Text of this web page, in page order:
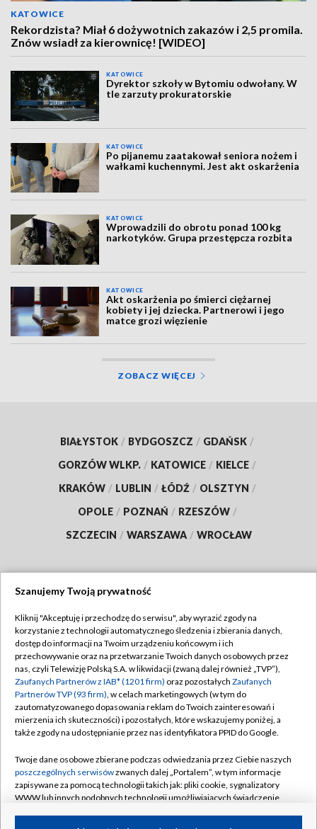
KATOWICE
Rekordzista? Miał 6 dożywotnich zakazów i 2,5 promila.
Znów wsiadł za kierownicę! [WIDEO]
KATOWICE
Dyrektor szkoły w Bytomiu odwołany. W
tle zarzuty prokuratorskie
KATOWICE
Po pijanemu zaatakował seniora nożem i
wałkami kuchennymi. Jest akt oskarżenia
KATOWICE
Wprowadzili do obrotu ponad 100 kg
narkotyków. Grupa przestępcza rozbita
KATOWICE
Akt oskarżenia po śmierci ciężarnej
kobiety i jej dziecka. Partnerowi i jego
matce grozi więzienie
ZOBACZ WIĘCEJ
BIAŁYSTOK / BYDGOSZCZ / GDAŃSK /
GORZÓW WLKP. / KATOWICE / KIELCE /
KRAKÓW / LUBLIN / ŁÓDŹ / OLSZTYN /
OPOLE / POZNAŃ / RZESZÓW /
SZCZECIN / WARSZAWA / WROCŁAW
TVP
Abonament TVP
Emisja w TVP
Centrum informacji TVP
Naziemna Telewizja Cyfrowa
Rada Programowa
System NOS
Informacje o nadawcy
Regulamin TVP
Polityka prywatności
Moje zgody
Pomoc
Kontakt
Kanały
Szanujemy Twoją prywatność
Kliknij "Akceptuję i przechodzę do serwisu", aby wyrazić zgody na
korzystanie z technologii automatycznego śledzenia i zbierania danych,
dostęp do informacji na Twoim urządzeniu końcowym i ich
przechowywanie oraz na przetwarzanie Twoich danych osobowych przez
nas, czyli Telewizję Polską S.A. w likwidacji (zwaną dalej również „TVP”),
Zaufanych Partnerów z IAB* (1201 firm) oraz pozostałych Zaufanych
Partnerów TVP (93 firm), w celach marketingowych (w tym do
zautomatyzowanego dopasowania reklam do Twoich zainteresowań i
mierzenia ich skuteczności) i pozostałych, które wskazujemy poniżej, a
także zgody na udostępnianie przez nas identyfikatora PPID do Google.
Twoje dane osobowe zbierane podczas odwiedzania przez Ciebie naszych
poszczególnych serwisówzwanych dalej „Portalem”, w tym informacje
zapisywane za pomocą technologii takich jak: pliki cookie, sygnalizatory
WWW lub innych podobnych technologii umożliwiających świadczenie